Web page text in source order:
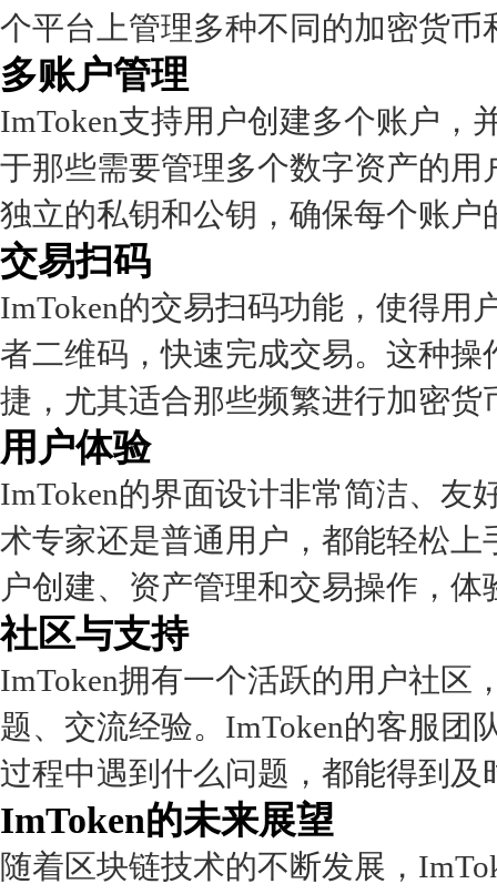
个平台上管理多种不同的加密货
多账户管理
ImToken支持用户创建多个账户，
于那些需要管理多个数字资产的
独立的私钥和公钥，确保每个账
交易扫码
ImToken的交易扫码功能，使得用
者二维码，快速完成交易。这种
捷，尤其适合那些频繁进行加密货
用户体验
ImToken的界面设计非常简洁、友
术专家还是普通用户，都能轻松
户创建、资产管理和交易操作，
社区与支持
ImToken拥有一个活跃的用户社区
题、交流经验。ImToken的客服团
过程中遇到什么问题，都能得到及
ImToken的未来展望
随着区块链技术的不断发展，